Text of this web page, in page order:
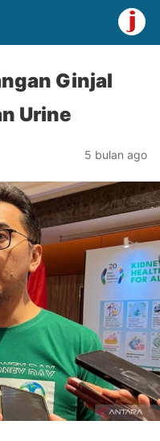
Ginjal
Urine
5 bulan ago